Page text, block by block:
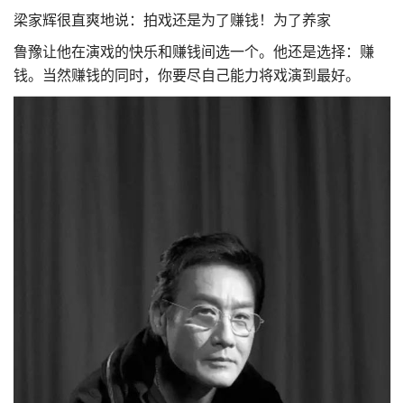
梁家辉很直爽地说：拍戏还是为了赚钱！为了养家
鲁豫让他在演戏的快乐和赚钱间选一个。他还是选择：赚
钱。当然赚钱的同时，你要尽自己能力将戏演到最好。